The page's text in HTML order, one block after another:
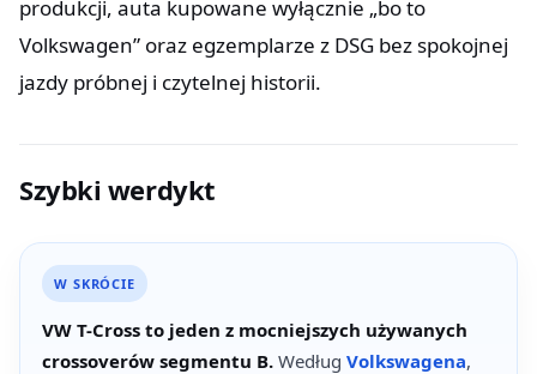
produkcji, auta kupowane wyłącznie „bo to
Volkswagen” oraz egzemplarze z DSG bez spokojnej
jazdy próbnej i czytelnej historii.
Szybki werdykt
W SKRÓCIE
VW T-Cross to jeden z mocniejszych używanych
crossoverów segmentu B. Według Volkswagena,